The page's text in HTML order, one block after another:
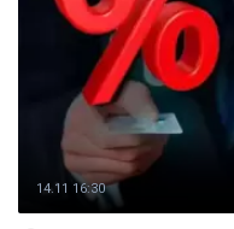
14.11 16:30